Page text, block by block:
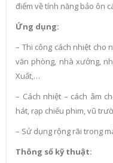
điểm về tính năng bảo ôn
Ứng dụng:
– Thi công cách nhiệt cho
văn phòng, nhà xưởng,
Xuất,…
– Cách nhiệt – cách âm
hát, rạp chiếu phim, vũ
– Sử dụng rộng rãi trong
Thông số kỹ thuật: